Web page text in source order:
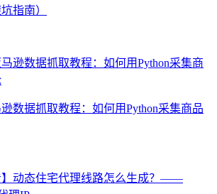
指南）
逊数据抓取教程：如何用Python采集商品